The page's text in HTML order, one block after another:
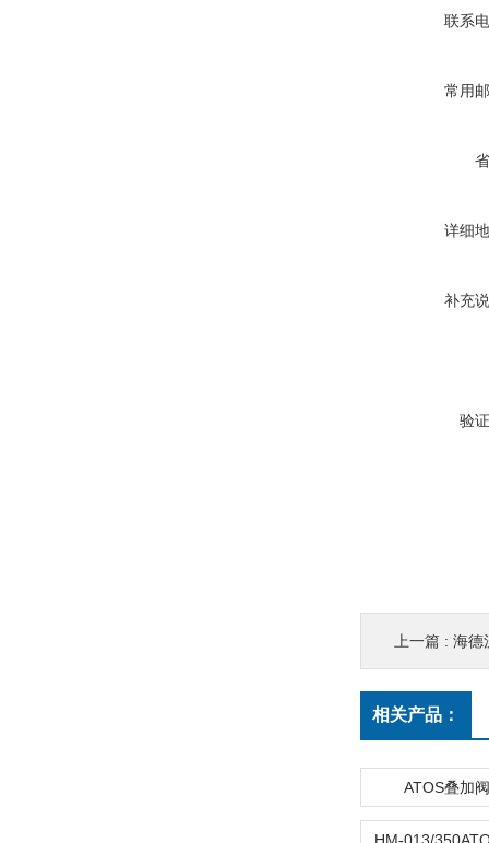
联系
常用
详细
补充
验
上一篇 : 海德
相关产品：
ATOS叠加